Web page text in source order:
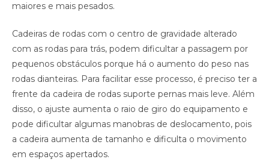
maiores e mais pesados.
Cadeiras de rodas com o centro de gravidade alterado
com as rodas para trás, podem dificultar a passagem por
pequenos obstáculos porque há o aumento do peso nas
rodas dianteiras. Para facilitar esse processo, é preciso ter a
frente da cadeira de rodas suporte pernas mais leve. Além
disso, o ajuste aumenta o raio de giro do equipamento e
pode dificultar algumas manobras de deslocamento, pois
a cadeira aumenta de tamanho e dificulta o movimento
em espaços apertados.